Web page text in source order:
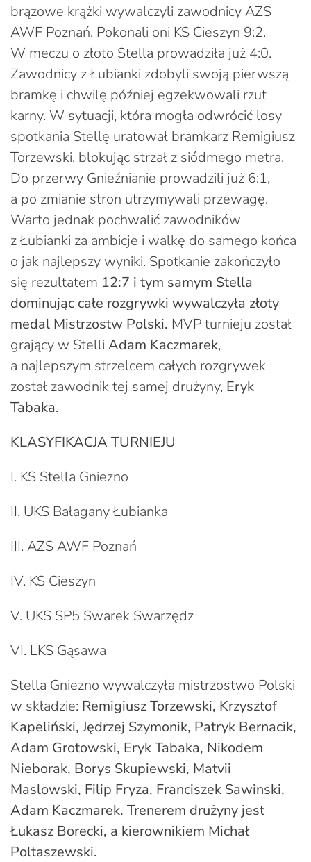
brązowe krążki wywalczyli zawodnicy AZS
AWF Poznań. Pokonali oni KS Cieszyn 9:2.
W meczu o złoto Stella prowadziła już 4:0.
Zawodnicy z Łubianki zdobyli swoją pierwszą
bramkę i chwilę później egzekwowali rzut
karny. W sytuacji, która mogła odwrócić losy
spotkania Stellę uratował bramkarz Remigiusz
Torzewski, blokując strzał z siódmego metra.
Do przerwy Gnieźnianie prowadzili już 6:1,
a po zmianie stron utrzymywali przewagę.
Warto jednak pochwalić zawodników
z Łubianki za ambicje i walkę do samego końca
o jak najlepszy wyniki. Spotkanie zakończyło
się rezultatem 12:7 i tym samym Stella
dominując całe rozgrywki wywalczyła złoty
medal Mistrzostw Polski. MVP turnieju został
grający w Stelli Adam Kaczmarek,
a najlepszym strzelcem całych rozgrywek
został zawodnik tej samej drużyny, Eryk
Tabaka.
KLASYFIKACJA TURNIEJU
I. KS Stella Gniezno
II. UKS Bałagany Łubianka
III. AZS AWF Poznań
IV. KS Cieszyn
V. UKS SP5 Swarek Swarzędz
VI. LKS Gąsawa
Stella Gniezno wywalczyła mistrzostwo Polski
w składzie: Remigiusz Torzewski, Krzysztof
Kapeliński, Jędrzej Szymonik, Patryk Bernacik,
Adam Grotowski, Eryk Tabaka, Nikodem
Nieborak, Borys Skupiewski, Matvii
Maslowski, Filip Fryza, Franciszek Sawinski,
Adam Kaczmarek. Trenerem drużyny jest
Łukasz Borecki, a kierownikiem Michał
Poltaszewski.